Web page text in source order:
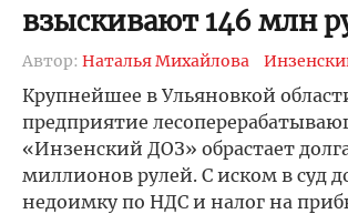
взыскивают 146 млн
Автор: Наталья Михайлова
Крупнейшее в Ульяновкой
предприятие
«Инзенский ДОЗ» обрастает
миллионов рулей. С иском в суд
недоимку по НДС и налог на